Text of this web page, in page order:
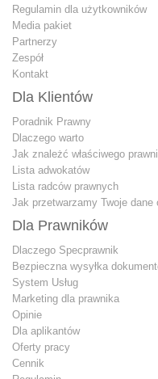
Regulamin dla użytkowników
Media pakiet
Partnerzy
Zespół
Kontakt
Dla Klientów
Poradnik Prawny
Dlaczego warto
Jak znależć właściwego
Lista adwokatów
Lista radców prawnych
Jak przetwarzamy Twoje dane
Dla Prawników
Dlaczego Specprawnik
Bezpieczna wysyłka
System Usług
Marketing dla prawnika
Opinie
Dla aplikantów
Oferty pracy
Cennik